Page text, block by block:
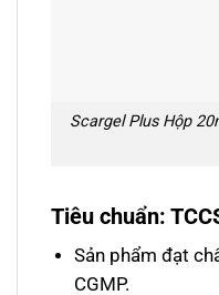
Scargel Plus Hộp
Tiêu chuẩn:
Sản phẩm đạt
CGMP.